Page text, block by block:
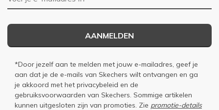
AANMELDEN
*Door jezelf aan te melden met jouw e-mailadres, geef je
aan dat je de e-mails van Skechers wilt ontvangen en ga
je akkoord met het privacybeleid en de
gebruiksvoorwaarden van Skechers. Sommige artikelen
kunnen uitgesloten zijn van promoties. Zie promotie-details